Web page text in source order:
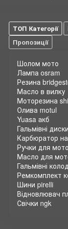
ТОП Категорії
Пропозиції
Шолом мото
Лампа osram
Резина
Масло в вилку
Моторезина
Олива motul
Yuasa акб
Гальмівні диски
Карбюратор
Ручки для
Масло для
Гальмівні
Ремкомплект
Шини pirelli
Відновлювач
Свічки ngk